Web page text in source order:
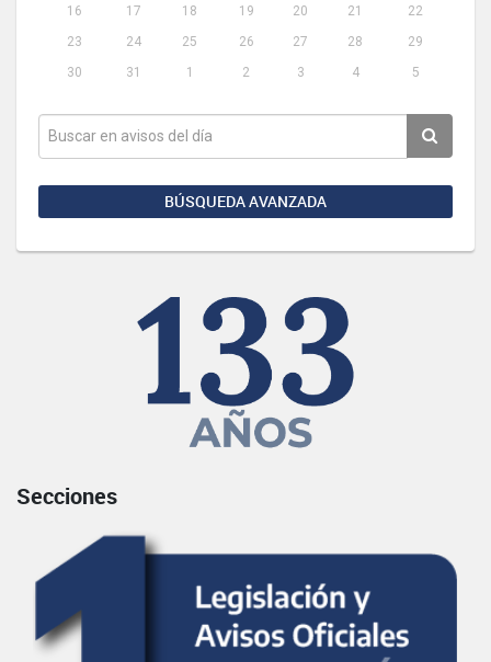
16
17 18 19 20 21
22
23
24 25 26 27 28
29
30
31 1 2 3 4 5
BÚSQUEDA AVANZADA
Secciones